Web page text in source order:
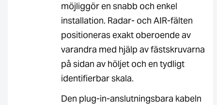
möjliggör en snabb och enkel
installation. Radar- och AIR-fälten
positioneras exakt oberoende av
varandra med hjälp av fästskruvarna
på sidan av höljet och en tydligt
identifierbar skala.
Den plug-in-anslutningsbara kabeln